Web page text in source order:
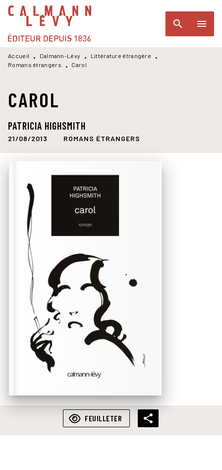
MENU RECHERCHE
PIED DE PAGE
search menu
Accueil • Calmann-Lévy • Littérature étrangère
•
Romans étrangers
• Carol
CAROL
PATRICIA HIGHSMITH
21/08/2013 ROMANS ÉTRANGERS
FEUILLETER